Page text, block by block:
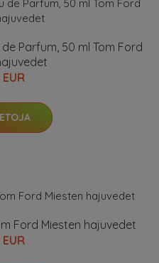
Parfum, 50 ml Tom Ford
EUR
Ford Miesten hajuvedet
EUR